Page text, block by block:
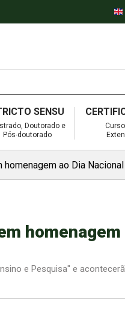
SENSU
Doutorado e
Pós-doutorado
ao Dia
homenagem
e Pesquisa" e